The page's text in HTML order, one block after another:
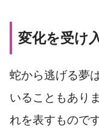
変化を受け
蛇から逃げる夢
いることもあり
れを表すもので